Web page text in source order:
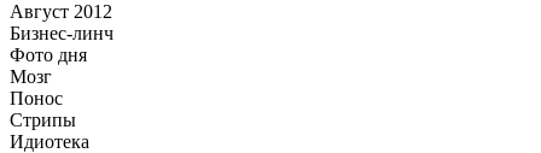
Август 2012
Бизнес-линч
Фото дня
Мозг
Понос
Стрипы
Идиотека